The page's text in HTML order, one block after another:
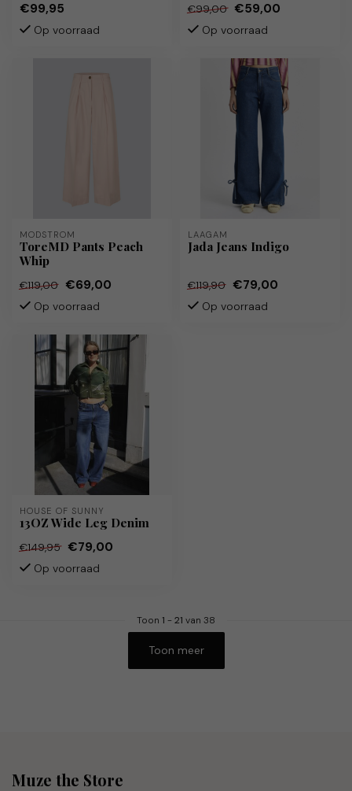
€99,95
Op voorraad
€99,00 €59,00
Op voorraad
MODSTRÖM
ToreMD Pants Peach
Whip
€119,00 €69,00
Op voorraad
LAAGAM
Jada Jeans Indigo
€119,90 €79,00
Op voorraad
HOUSE OF SUNNY
13OZ Wide Leg Denim
€149,95 €79,00
Op voorraad
Toon 1 - 21 van 38
Toon meer
Muze the Store